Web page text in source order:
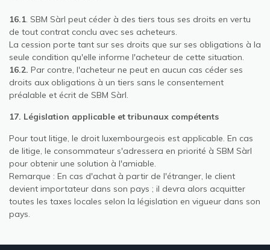
16.1. SBM Sàrl peut céder à des tiers tous ses droits en vertu
de tout contrat conclu avec ses acheteurs.
La cession porte tant sur ses droits que sur ses obligations à la
seule condition qu'elle informe l'acheteur de cette situation.
16.2. Par contre, l'acheteur ne peut en aucun cas céder ses
droits aux obligations à un tiers sans le consentement
préalable et écrit de SBM Sàrl.
17. Législation applicable et tribunaux compétents
Pour tout litige, le droit luxembourgeois est applicable. En cas
de litige, le consommateur s'adressera en priorité à SBM Sàrl
pour obtenir une solution à l'amiable.
Remarque : En cas d'achat à partir de l'étranger, le client
devient importateur dans son pays ; il devra alors acquitter
toutes les taxes locales selon la législation en vigueur dans son
pays.